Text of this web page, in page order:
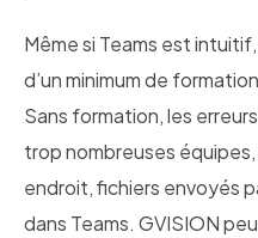
Même si Teams est
d’un minimum de
Sans formation, les
trop nombreuses
endroit, fichiers envoyés
dans Teams. GVISION